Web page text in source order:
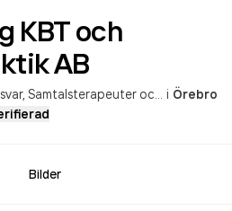
KBT och
AB
Samtalsterapeuter och samtalsbehandlare i Örebro
Bilder